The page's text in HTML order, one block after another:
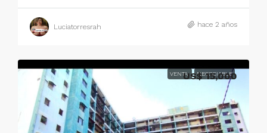
Luciatorresrah hace 2 años
VENTA NEGOCIABLE
US$ 15,000